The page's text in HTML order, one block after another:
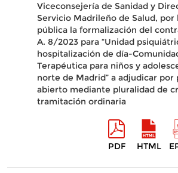
Viceconsejería de Sanidad y
Servicio Madrileño de Salud, por
pública la formalización del
A. 8/2023 para “Unidad
hospitalización de día-
Terapéutica para niños y
norte de Madrid” a adjudicar
abierto mediante pluralidad de
tramitación ordinaria
PDF HTML